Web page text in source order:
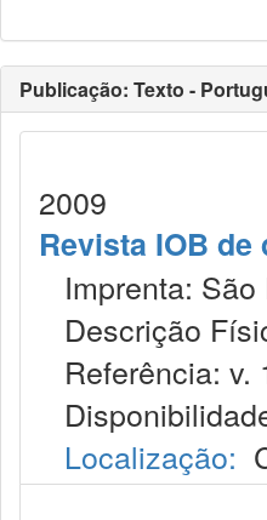
Publicação: Texto -
2009
Revista IOB
Imprenta: São
Descrição
Referência: v.
Localização: